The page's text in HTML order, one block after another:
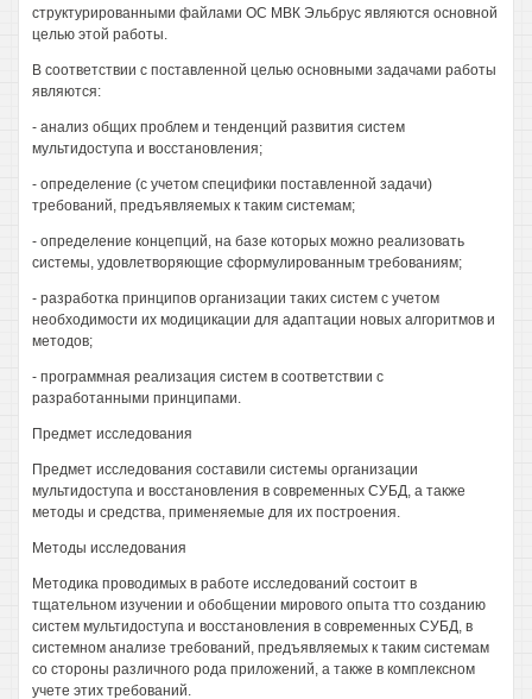
структурированными файлами ОС МВК Эльбрус являются основной
целью этой работы.
В соответствии с поставленной целью основными задачами работы
являются:
- анализ общих проблем и тенденций развития систем
мультидоступа и восстановления;
- определение (с учетом специфики поставленной задачи)
требований, предъявляемых к таким системам;
- определение концепций, на базе которых можно реализовать
системы, удовлетворяющие сформулированным требованиям;
- разработка принципов организации таких систем с учетом
необходимости их модицикации для адаптации новых алгоритмов и
методов;
- программная реализация систем в соответствии с
разработанными принципами.
Предмет исследования
Предмет исследования составили системы организации
мультидоступа и восстановления в современных СУБД, а также
методы и средства, применяемые для их построения.
Методы исследования
Методика проводимых в работе исследований состоит в
тщательном изучении и обобщении мирового опыта тто созданию
систем мультидоступа и восстановления в современных СУБД, в
системном анализе требований, предъявляемых к таким системам
со стороны различного рода приложений, а также в комплексном
учете этих требований.